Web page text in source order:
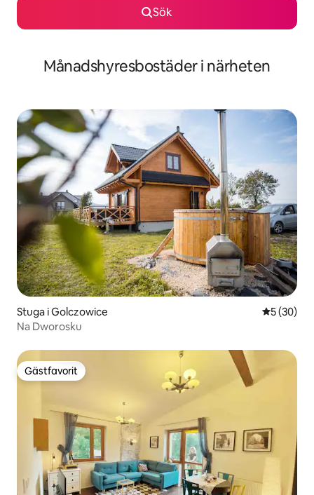
Sök
Månadshyresbostäder i närheten
Stuga i Golczowice 5 av 5 i
5 (30)
Na Dworosku
Gästfavorit
Gästfavorit